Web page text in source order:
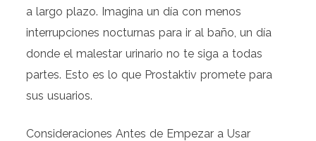
a largo plazo. Imagina un día con menos
interrupciones nocturnas para ir al baño, un día
donde el malestar urinario no te siga a todas
partes. Esto es lo que Prostaktiv promete para
sus usuarios.
Consideraciones Antes de Empezar a Usar